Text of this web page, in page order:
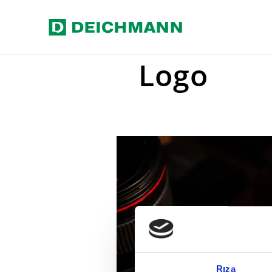
Rıza
Ana içeriğe geç Home Basın
Logo